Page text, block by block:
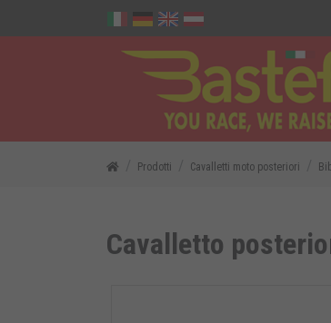
Prodotti Cavalletti moto posteriori
Cavalletto